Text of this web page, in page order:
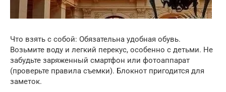
Что взять с собой: Обязательна удобная обувь.
Возьмите воду и легкий перекус, особенно с детьми. Не
забудьте заряженный смартфон или фотоаппарат
(проверьте правила съемки). Блокнот пригодится для
заметок.